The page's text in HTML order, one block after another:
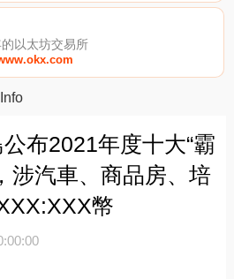
以太坊交易所
Info
布2021年度十大“霸
涉汽車、商品房、培
幣